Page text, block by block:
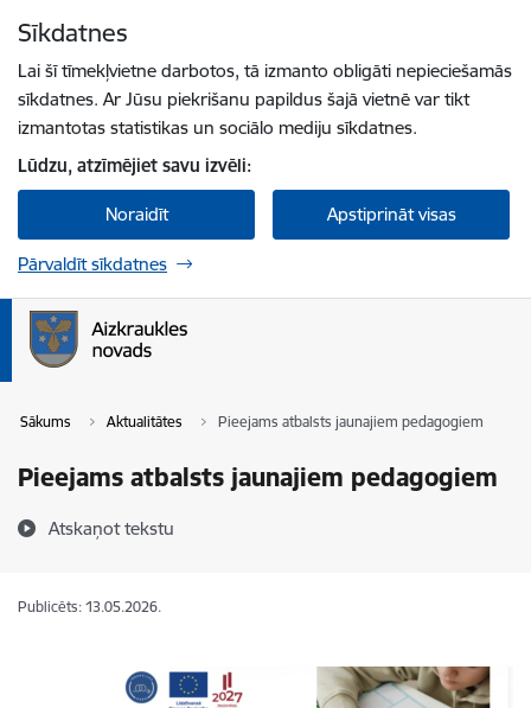
Sīkdatnes
Lai šī tīmekļvietne darbotos, tā izmanto obligāti nepieciešamās
sīkdatnes. Ar Jūsu piekrišanu papildus šajā vietnē var tikt
izmantotas statistikas un sociālo mediju sīkdatnes.
Lūdzu, atzīmējiet savu izvēli:
Noraidīt Apstiprināt visas
Pārvaldīt sīkdatnes
Sākums Aktualitātes Pieejams atbalsts jaunajiem pedagogiem
Pieejams atbalsts jaunajiem pedagogiem
Atskaņot tekstu
Publicēts: 13.05.2026.